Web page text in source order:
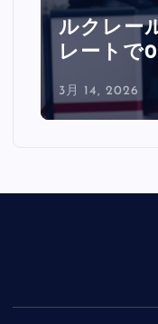
ルクレー
レートで
3月 14, 2026